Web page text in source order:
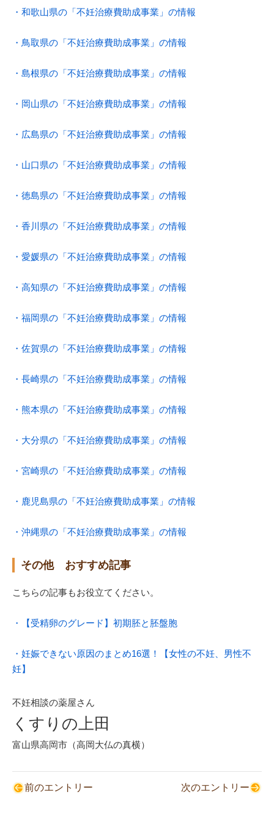
・和歌山県の「不妊治療費助成事業」の情報
・鳥取県の「不妊治療費助成事業」の情報
・島根県の「不妊治療費助成事業」の情報
・岡山県の「不妊治療費助成事業」の情報
・広島県の「不妊治療費助成事業」の情報
・山口県の「不妊治療費助成事業」の情報
・徳島県の「不妊治療費助成事業」の情報
・香川県の「不妊治療費助成事業」の情報
・愛媛県の「不妊治療費助成事業」の情報
・高知県の「不妊治療費助成事業」の情報
・福岡県の「不妊治療費助成事業」の情報
・佐賀県の「不妊治療費助成事業」の情報
・長崎県の「不妊治療費助成事業」の情報
・熊本県の「不妊治療費助成事業」の情報
・大分県の「不妊治療費助成事業」の情報
・宮崎県の「不妊治療費助成事業」の情報
・鹿児島県の「不妊治療費助成事業」の情報
・沖縄県の「不妊治療費助成事業」の情報
その他 おすすめ記事
こちらの記事もお役立てください。
・【受精卵のグレード】初期胚と胚盤胞
・妊娠できない原因のまとめ16選！【女性の不妊、男性不
妊】
不妊相談の薬屋さん
くすりの上田
富山県高岡市（高岡大仏の真横）
前のエントリー 次のエントリー